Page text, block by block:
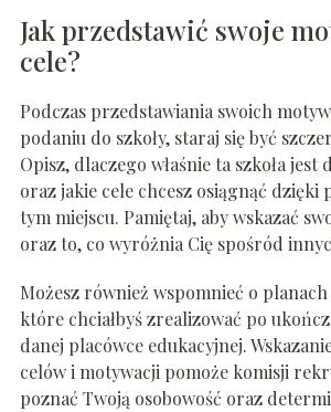
Jak przedstawić swoje
cele?
Podczas przedstawiania swoich
podaniu do szkoły, staraj się być
Opisz, dlaczego właśnie ta szkoła jest
oraz jakie cele chcesz osiągnąć dzięki
tym miejscu. Pamiętaj, aby wskazać
oraz to, co wyróżnia Cię spośród
Możesz również wspomnieć o planach
które chciałbyś zrealizować po
danej placówce edukacyjnej.
celów i motywacji pomoże komisji
poznać Twoją osobowość oraz